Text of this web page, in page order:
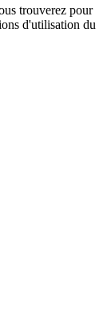
trouverez pour
d'utilisation du